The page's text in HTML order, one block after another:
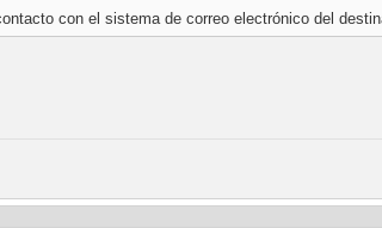
con el sistema de correo electrónico del